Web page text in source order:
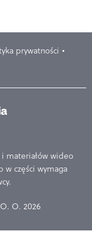
prywatności
materiałów wideo
w części wymaga
O. 2026